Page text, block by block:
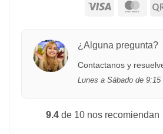
¿Alguna pregunta?
Contactanos y
Lunes a Sábado de 9:15
9.4de 10 nos recomiendan